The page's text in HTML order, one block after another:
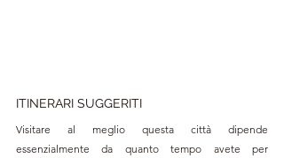
ITINERARI SUGGERITI
Visitare al meglio questa città dipende
essenzialmente da quanto tempo avete per